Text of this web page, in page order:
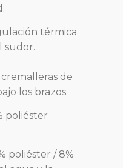
térmica
sudor.
cremalleras de
los brazos.
poliéster
poliéster / 8%